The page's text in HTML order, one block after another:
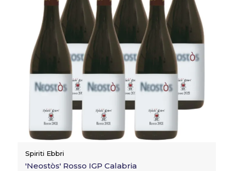
Spiriti Ebbri
'Neostòs' Rosso IGP Calabria